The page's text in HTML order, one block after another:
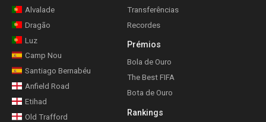
Alvalade
Dragão
Luz
Camp Nou
Santiago Bernabéu
Anfield Road
Etihad
Old Trafford
Transferências
Recordes
Prémios
Bola de Ouro
The Best FIFA
Bota de Ouro
Rankings